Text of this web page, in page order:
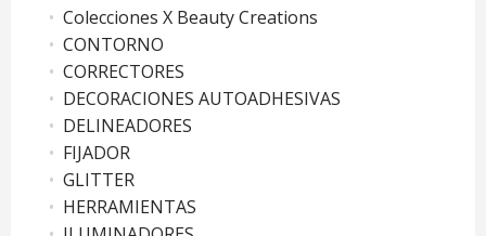
Colecciones X Beauty Creations
CONTORNO
CORRECTORES
DECORACIONES AUTOADHESIVAS
DELINEADORES
FIJADOR
GLITTER
HERRAMIENTAS